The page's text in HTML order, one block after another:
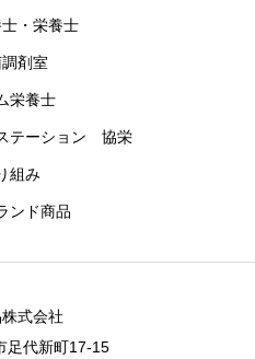
・栄養士
剤室
栄養士
テーション 協栄
組み
ンド商品
株式会社
足代新町17-15